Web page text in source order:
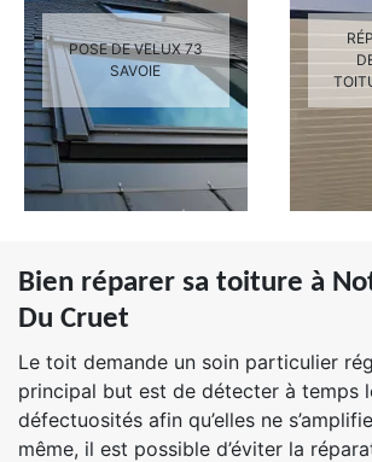
POSE DE VELUX 73
SAVOIE
Bien réparer sa toiture à
Du Cruet
Le toit demande un soin particulier
principal but est de détecter à temps
défectuosités afin qu’elles ne
même, il est possible d’éviter la